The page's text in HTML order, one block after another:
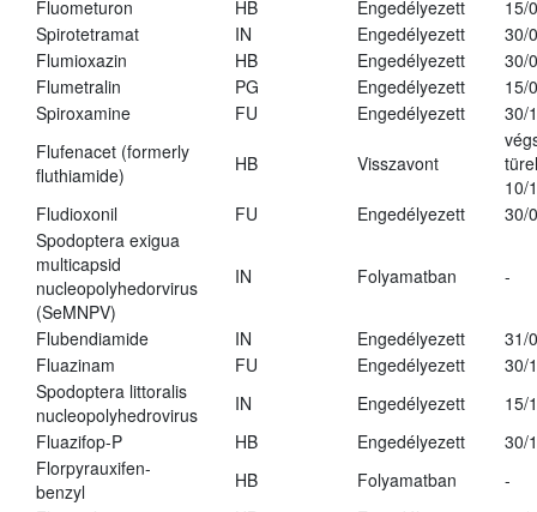
Fluometuron
HB Engedélyezett
15/
Spirotetramat
IN Engedélyezett
30/
Flumioxazin
HB Engedélyezett
30/
Flumetralin
PG Engedélyezett
15/
Spiroxamine
FU Engedélyezett
30/
Flufenacet (formerly
fluthiamide)
HB Visszavont
10/
Fludioxonil
FU Engedélyezett
30/
Spodoptera exigua
multicapsid
nucleopolyhedorvirus
(SeMNPV)
IN Folyamatban -
Flubendiamide IN Engedélyezett
31/
Fluazinam
FU Engedélyezett
30/
Spodoptera littoralis
nucleopolyhedrovirus
IN Engedélyezett
15/
Fluazifop-P
HB Engedélyezett
30/
Florpyrauxifen-
benzyl
HB Folyamatban
-